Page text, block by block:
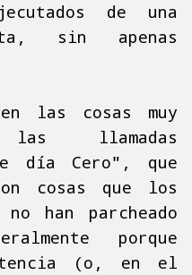
de una
sin apenas
las cosas muy
llamadas
día Cero", que
cosas que los
han parcheado
porque
(o, en el